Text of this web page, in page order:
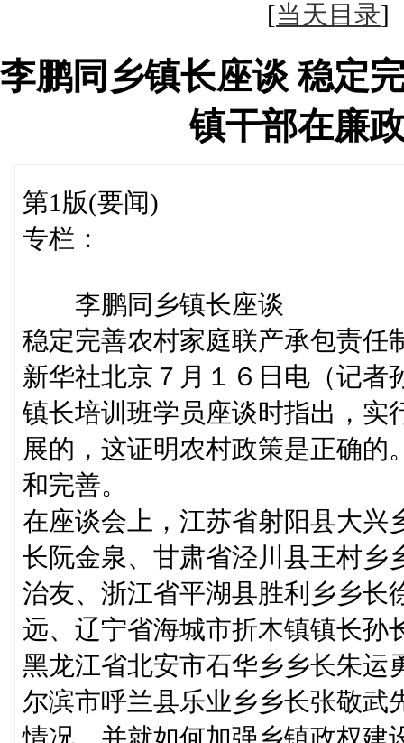
[当天目录
李鹏同乡镇长座谈 稳定
镇干部在廉
第1版(要闻)
专栏：
李鹏同乡镇长座谈
稳定完善农村家庭联产承包责任
新华社北京７月１６日电（记者
镇长培训班学员座谈时指出，实
展的，这证明农村政策是正确的
和完善。
在座谈会上，江苏省射阳县大兴
长阮金泉、甘肃省泾川县王村乡
治友、浙江省平湖县胜利乡乡长
远、辽宁省海城市折木镇镇长孙
黑龙江省北安市石华乡乡长朱运
尔滨市呼兰县乐业乡乡长张敬武